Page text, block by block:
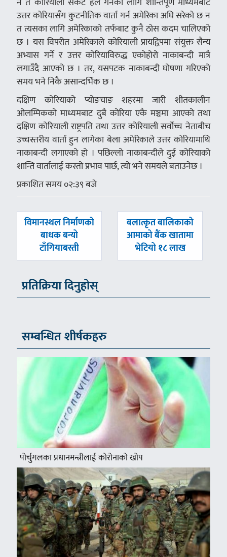
उत्तर कोरियासँग कुटनीतिक वार्ता गर्न अमेरिका अघि सरेको छ न
त त्यसका लागि अमेरिकाको तर्फबाट कुनै ठोस कदम चालिएको
छ । यस विपरीत अमेरिकाले कोरियाली प्रायद्विपमा संयुक्त सैन्य
अभ्यास गर्ने र उत्तर कोरियाविरुद्ध एकोहोरो नाकाबन्दी मात्रै
लगाउँदै आएको छ । तर, यसपटक नाकाबन्दी घोषणा गरिएको
समय भने निकै असान्दर्भिक छ ।
दक्षिण कोरियाको प्योङचाङ शहरमा जारी शीतकालीन
ओलम्पिकको माध्यमबाट दुबै कोरिया एकै मञ्चमा आएको तथा
दक्षिण कोरियाली राष्ट्रपति तथा उत्तर कोरियाली सर्वोच्च नेताबीच
उच्चस्तरीय वार्ता हुन लागेका बेला अमेरिकाले उत्तर कोरियामाथि
नाकाबन्दी लगाएको हो । पछिल्लो नाकाबन्दीले दुई कोरियाको
शान्ति वार्तालाई कस्तो प्रभाव पार्छ, त्यो भने समयले बताउनेछ ।
प्रकाशित समय ०२:३९ बजे
पछिल्लाे
विमानस्थल निर्माणको
बाधक बन्यो
टाँगियाबस्ती
अघिल्लाे
-
बलात्कृत बालिकाको
आमाको बैंक खातामा
भेटियो १८ लाख
प्रतिक्रिया दिनुहोस्
सम्बन्धित शीर्षकहरु
पोर्चुगलका प्रधानमन्त्रीलाई कोरोनाको खोप